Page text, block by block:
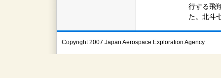
行する飛
た。北斗
Copyright 2007 Japan Aerospace Exploration Agency